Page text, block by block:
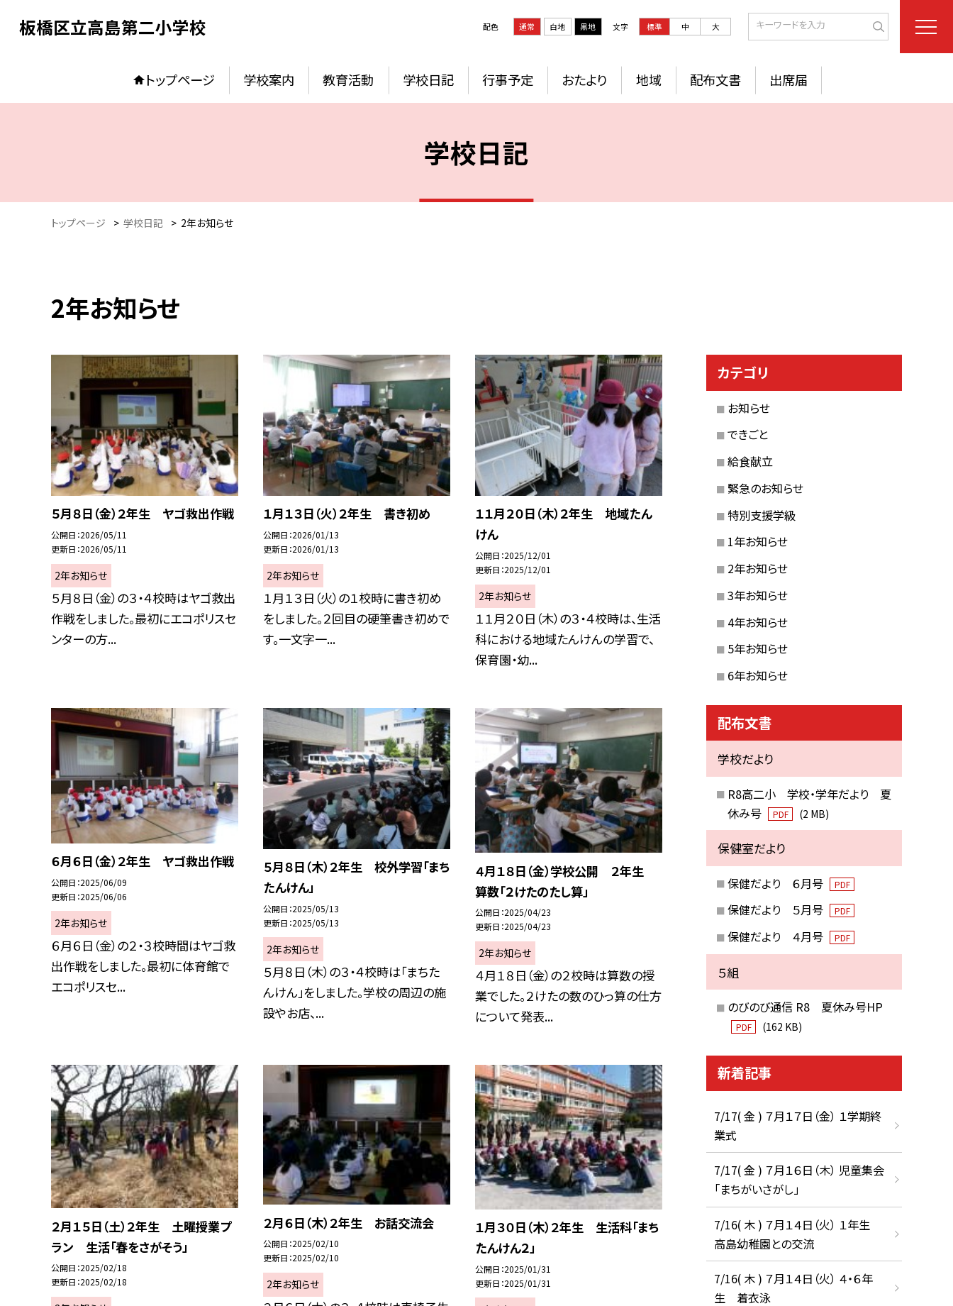
板橋区立高島第二小学校 配色 通常 白地 黒地 文字 標準 中 大
トップページ 学校案内 教育活動 学校日記 行事予定 おたより 地域 配布文書 出席届
学校日記
トップページ > 学校日記 > 2年お知らせ
2年お知らせ
５月８日（金）２年生 ヤゴ救出作戦
公開日 2026/05/11
更新日 2026/05/11
2年お知らせ
５月８日（金）の３・４校時はヤゴ救出
作戦をしました。最初にエコポリスセ
ンターの方...
１月１３日（火）２年生 書き初め
公開日 2026/01/13
更新日 2026/01/13
2年お知らせ
１月１３日（火）の１校時に書き初め
をしました。２回目の硬筆書き初めで
す。一文字一...
１１月２０日（木）２年生 地域たん
けん
公開日 2025/12/01
更新日 2025/12/01
2年お知らせ
１１月２０日（木）の３・４校時は、生活
科における地域たんけんの学習で、
保育園・幼...
６月６日（金）２年生 ヤゴ救出作戦
公開日 2025/06/09
更新日 2025/06/06
2年お知らせ
６月６日（金）の２・３校時間はヤゴ救
出作戦をしました。最初に体育館で
エコポリスセ...
５月８日（木）２年生 校外学習「まち
たんけん」
公開日 2025/05/13
更新日 2025/05/13
2年お知らせ
５月８日（木）の３・４校時は「まちた
んけん」をしました。学校の周辺の施
設やお店、...
４月１８日（金）学校公開 ２年生
算数「２けたのたし算」
公開日 2025/04/23
更新日 2025/04/23
2年お知らせ
４月１８日（金）の２校時は算数の授
業でした。２けたの数のひっ算の仕方
について発表...
２月１５日（土）２年生 土曜授業プ
ラン 生活「春をさがそう」
公開日 2025/02/18
更新日 2025/02/18
２月６日（木）２年生 お話交流会
公開日 2025/02/10
更新日 2025/02/10
2年お知らせ
１月３０日（木）２年生 生活科「まち
たんけん２」
公開日 2025/01/31
更新日 2025/01/31
カテゴリ
お知らせ
できごと
給食献立
緊急のお知らせ
特別支援学級
1年お知らせ
2年お知らせ
3年お知らせ
4年お知らせ
5年お知らせ
6年お知らせ
配布文書
学校だより
R8高二小 学校・学年だより 夏
休み号
PDF (2 MB)
保健室だより
保健だより ６月号 PDF
保健だより ５月号 PDF
保健だより ４月号 PDF
５組
のびのび通信 R8 夏休み号HP
PDF (162 KB)
新着記事
7/17( 金 ) ７月１７日（金） １学期終
業式
7/17( 金 ) ７月１６日（木） 児童集会
「まちがいさがし」
7/16( 木 ) ７月１４日（火） １年生
高島幼稚園との交流
7/16( 木 ) ７月１４日（火） ４・６年
生 着衣泳